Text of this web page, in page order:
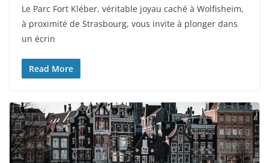
Le Parc Fort Kléber, véritable joyau caché à Wolfisheim,
à proximité de Strasbourg, vous invite à plonger dans
un écrin
Read More